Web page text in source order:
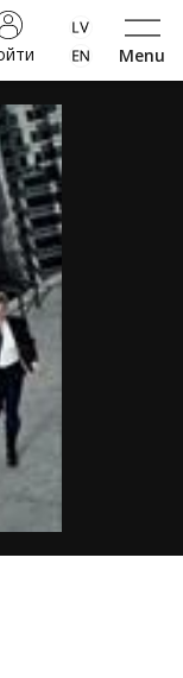
Menu